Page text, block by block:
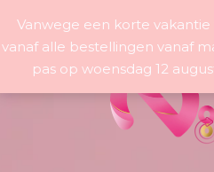
Vanwege een korte
vanaf alle bestellingen vanaf
pas op woensdag 12